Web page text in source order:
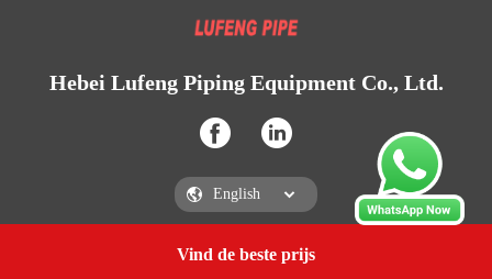
Vind de beste prijs
Hebei Lufeng Piping Equipment Co., Ltd.
Hebei Lufeng Piping Equipment Co., Ltd.Een citaat krijgen